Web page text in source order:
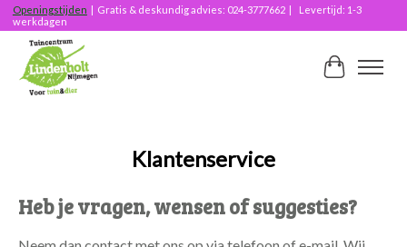
Openingstijden | Gratis & deskundig advies: 024-3777662 | Levertijd: 1-3
werkdagen
Klantenservice
Heb je vragen, wensen of suggesties?